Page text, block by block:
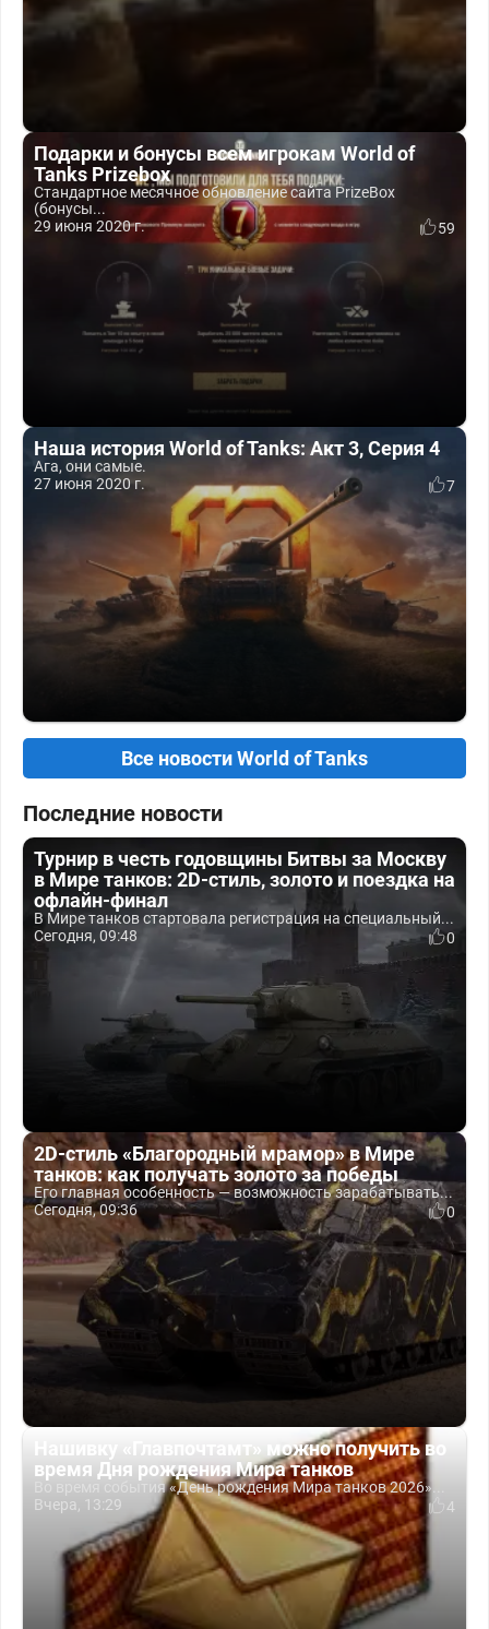
Подарки и бонусы всем игрокам World of
Tanks Prizebox
Стандартное месячное обновление сайта PrizeBox
(бонусы...
29 июня 2020 г.
59
Наша история World of Tanks: Акт 3, Серия 4
Ага, они самые.
27 июня 2020 г.
7
Все новости World of Tanks
Последние новости
Турнир в честь годовщины Битвы за Москву
в Мире танков: 2D-стиль, золото и поездка на
офлайн-финал
В Мире танков стартовала регистрация на специальный...
Сегодня, 09:48
0
2D-стиль «Благородный мрамор» в Мире
танков: как получать золото за победы
Его главная особенность — возможность зарабатывать...
Сегодня, 09:36
0
Нашивку «Главпочтамт» можно получить во
время Дня рождения Мира танков
Во время события «День рождения Мира танков 2026»...
Вчера, 13:29
4